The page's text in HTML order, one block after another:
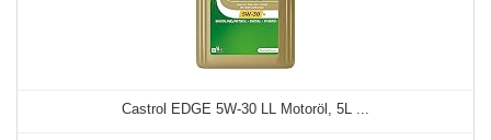
Castrol EDGE 5W-30 LL Motoröl, 5L ...